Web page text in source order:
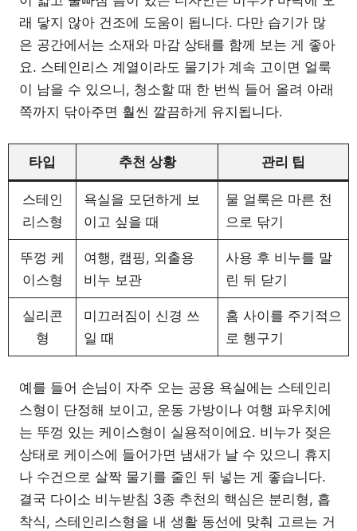
래 닿지 않아 건조에 도움이 됩니다. 다만 습기가 많
은 공간에서는 소재와 마감 상태를 함께 보는 게 좋아
요. 스테인리스 계열이라도 물기가 계속 고이면 얼룩
이 남을 수 있으니, 청소할 때 한 번씩 들어 올려 아래
쪽까지 닦아주면 훨씬 깔끔하게 유지됩니다.
타입 추천 상황 관리 팁
스테인
리스형
욕실을 모던하게 보
이고 싶을 때
물 얼룩은 마른 천
으로 닦기
뚜껑 케
이스형
여행, 캠핑, 외출용
비누 보관
사용 후 비누를 말
린 뒤 닫기
실리콘
형
미끄러짐이 신경 쓰
일 때
홈 사이를 주기적으
로 헹구기
예를 들어 손님이 자주 오는 공용 욕실에는 스테인리
스형이 단정해 보이고, 운동 가방이나 여행 파우치에
는 뚜껑 있는 케이스형이 실용적이에요. 비누가 젖은
상태로 케이스에 들어가면 냄새가 날 수 있으니 휴지
나 수건으로 살짝 물기를 줄인 뒤 넣는 게 좋습니다.
결국 다이소 비누받침 3종 추천의 핵심은 분리형, 흡
착식, 스테인리스형을 내 생활 동선에 맞춰 고르는 거